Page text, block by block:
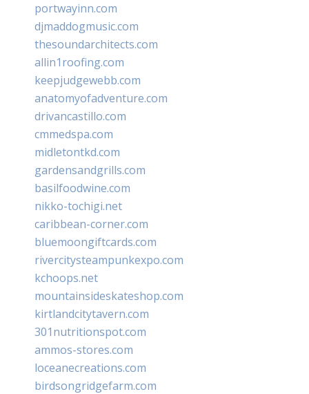
portwayinn.com
djmaddogmusic.com
thesoundarchitects.com
allin1roofing.com
keepjudgewebb.com
anatomyofadventure.com
drivancastillo.com
cmmedspa.com
midletontkd.com
gardensandgrills.com
basilfoodwine.com
nikko-tochigi.net
caribbean-corner.com
bluemoongiftcards.com
rivercitysteampunkexpo.com
kchoops.net
mountainsideskateshop.com
kirtlandcitytavern.com
301nutritionspot.com
ammos-stores.com
loceanecreations.com
birdsongridgefarm.com